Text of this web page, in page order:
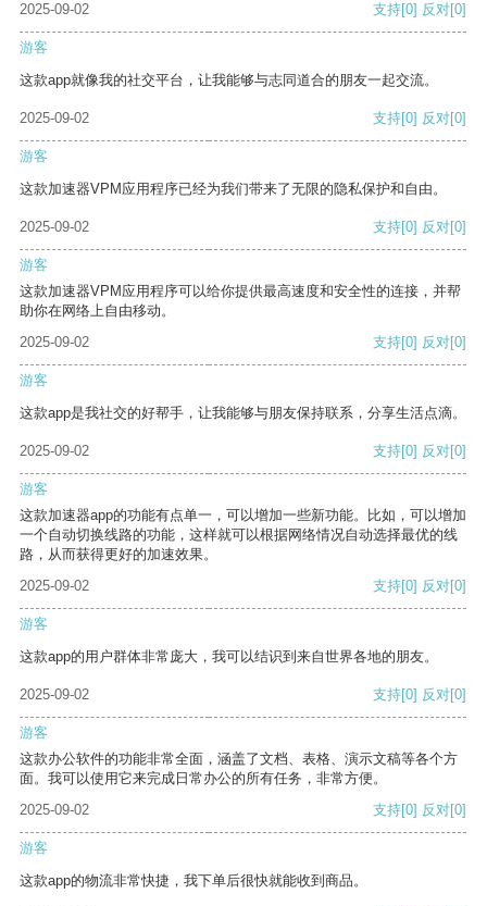
2025-09-02
支持[0] 反对[0]
游客
这款app就像我的社交平台，让我能够与志同道合的朋友一起交流。
2025-09-02 支持[0] 反对[0]
游客
这款加速器VPM应用程序已经为我们带来了无限的隐私保护和自由。
2025-09-02 支持[0] 反对[0]
游客
这款加速器VPM应用程序可以给你提供最高速度和安全性的连接，并帮
助你在网络上自由移动。
2025-09-02
支持[0] 反对[0]
游客
这款app是我社交的好帮手，让我能够与朋友保持联系，分享生活点滴。
2025-09-02 支持[0] 反对[0]
游客
这款加速器app的功能有点单一，可以增加一些新功能。比如，可以增加
一个自动切换线路的功能，这样就可以根据网络情况自动选择最优的线
路，从而获得更好的加速效果。
2025-09-02
支持[0] 反对[0]
游客
这款app的用户群体非常庞大，我可以结识到来自世界各地的朋友。
2025-09-02 支持[0] 反对[0]
游客
这款办公软件的功能非常全面，涵盖了文档、表格、演示文稿等各个方
面。我可以使用它来完成日常办公的所有任务，非常方便。
2025-09-02
支持[0] 反对[0]
游客
这款app的物流非常快捷，我下单后很快就能收到商品。